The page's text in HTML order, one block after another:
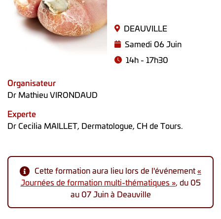
DEAUVILLE
Samedi 06 Juin
14h - 17h30
Organisateur
Dr Mathieu VIRONDAUD
Experte
Dr Cecilia MAILLET, Dermatologue, CH de Tours.
Cette formation aura lieu lors de l'événement«
Journées de formation multi-thématiques », du 05
au 07 Juin à Deauville